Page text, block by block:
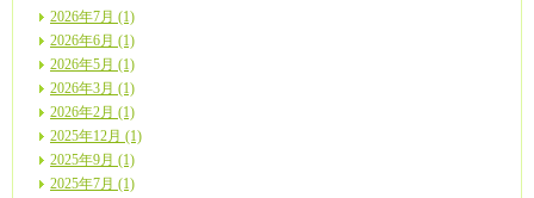
2026年7月 (1)
2026年6月 (1)
2026年5月 (1)
2026年3月 (1)
2026年2月 (1)
2025年12月 (1)
2025年9月 (1)
2025年7月 (1)